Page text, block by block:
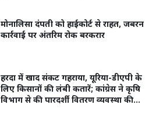
मोनालिसा दंपती को हाईकोर्ट से राहत, जबरन
कार्रवाई पर अंतरिम रोक बरकरार
हरदा में खाद संकट गहराया, यूरिया-डीएपी के
लिए किसानों की लंबी कतारें; कांग्रेस ने कृषि
विभाग से की पारदर्शी वितरण व्यवस्था की